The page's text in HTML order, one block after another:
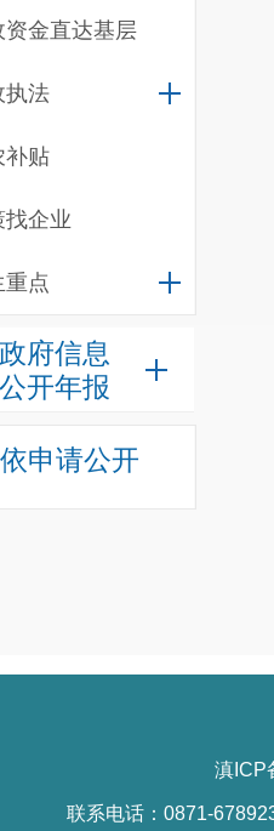
资金直达基层
执法
补贴
找企业
重点
政府信息
公开年报
依申请公开
滇ICP
联系电话：0871-